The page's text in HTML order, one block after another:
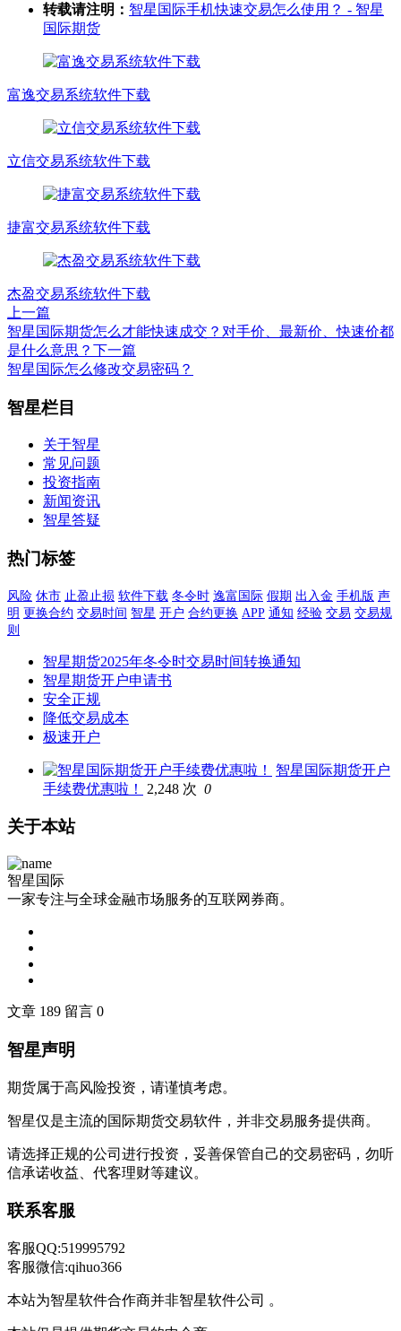
转载请注明： 智星国际手机快速交易怎么使用？ - 智星
国际期货
富逸交易系统软件下载
立信交易系统软件下载
捷富交易系统软件下载
杰盈交易系统软件下载
上一篇
智星国际期货怎么才能快速成交？对手价、最新价、快速价都
是什么意思？ 下一篇
智星国际怎么修改交易密码？
章
智星栏目
关于智星
常见问题
投资指南
新闻资讯
智星答疑
热门标签
风险 休市 止盈止损 软件下载 冬令时 逸富国际 假期 出入金 手机版 声
明 更换合约 交易时间 智星 开户 合约更换 APP 通知 经验 交易 交易规
则
智星期货2025年冬令时交易时间转换通知
智星期货开户申请书
安全正规
降低交易成本
极速开户
智星国际期货开户
手续费优惠啦！
2,248 次 0
关于本站
智星国际
一家专注与全球金融市场服务的互联网券商。
文章 189 留言 0
智星声明
期货属于高风险投资，请谨慎考虑。
智星仅是主流的国际期货交易软件，并非交易服务提供商。
请选择正规的公司进行投资，妥善保管自己的交易密码，勿听
信承诺收益、代客理财等建议。
联系客服
客服QQ:519995792
客服微信:qihuo366
本站为智星软件合作商并非智星软件公司 。